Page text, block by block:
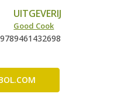
UITGEVERIJ
Good Cook